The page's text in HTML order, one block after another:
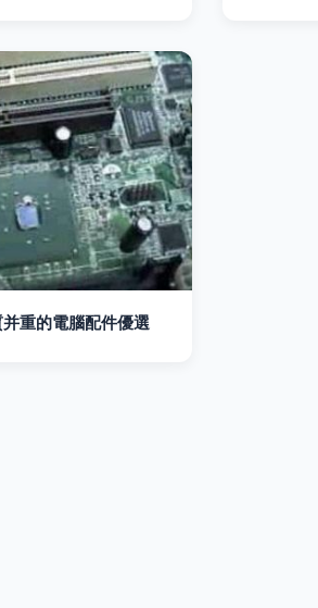
重的電腦配件優選